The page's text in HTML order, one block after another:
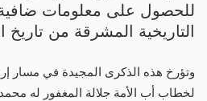
للحصول على معلومات
التاريخية المشرقة من تاريخ
وتؤرخ هذه الذكرى المجيدة في مسار
لخطاب أب الأمة جلالة المغفور له